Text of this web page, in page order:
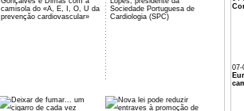
camisola do «A, E, I, O, U da
prevenção cardiovascular»
Sociedade Portuguesa de
Cardiologia (SPC)
07-